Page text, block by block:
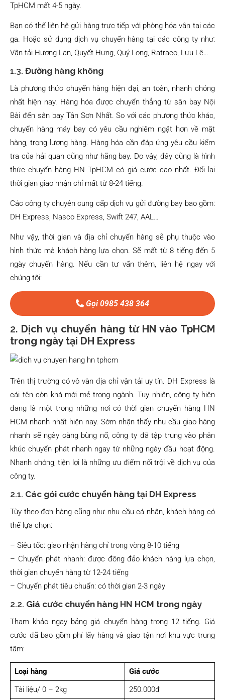
TpHCM mất 4-5 ngày.
Bạn có thể liên hệ gửi hàng trực tiếp với phòng hóa vận tại các
ga. Hoặc sử dụng dịch vụ chuyển hàng tại các công ty như:
Vận tải Hương Lan, Quyết Hưng, Quý Long, Ratraco, Lưu Lê…
1.3. Đường hàng không
Là phương thức chuyển hàng hiện đại, an toàn, nhanh chóng
nhất hiện nay. Hàng hóa được chuyển thẳng từ sân bay Nội
Bài đến sân bay Tân Sơn Nhất. So với các phương thức khác,
chuyển hàng máy bay có yêu cầu nghiêm ngặt hơn về mặt
hàng, trọng lượng hàng. Hàng hóa cần đáp ứng yêu cầu kiểm
tra của hải quan cũng như hãng bay. Do vậy, đây cũng là hình
thức chuyển hàng HN TpHCM có giá cước cao nhất. Đổi lại
thời gian giao nhận chỉ mất từ 8-24 tiếng.
Các công ty chuyên cung cấp dịch vụ gửi đường bay bao gồm:
DH Express, Nasco Express, Swift 247, AAL…
Như vậy, thời gian và địa chỉ chuyển hàng sẽ phụ thuộc vào
hình thức mà khách hàng lựa chọn. Sẽ mất từ 8 tiếng đến 5
ngày chuyển hàng. Nếu cần tư vấn thêm, liên hệ ngay với
chúng tôi:
Gọi 0985 438 364
2. Dịch vụ chuyển hàng từ HN vào TpHCM
trong ngày tại DH Express
Trên thị trường có vô vàn địa chỉ vận tải uy tín. DH Express là
cái tên còn khá mới mẻ trong ngành. Tuy nhiên, công ty hiện
đang là một trong những nơi có thời gian chuyển hàng HN
HCM nhanh nhất hiện nay. Sớm nhận thấy nhu cầu giao hàng
nhanh sẽ ngày càng bùng nổ, công ty đã tập trung vào phân
khúc chuyển phát nhanh ngay từ những ngày đầu hoạt động.
Nhanh chóng, tiện lợi là những ưu điểm nổi trội về dịch vụ của
công ty.
2.1. Các gói cước chuyển hàng tại DH Express
Tùy theo đơn hàng cũng như nhu cầu cá nhân, khách hàng có
thể lựa chọn:
– Siêu tốc: giao nhận hàng chỉ trong vòng 8-10 tiếng
– Chuyển phát nhanh: được đông đảo khách hàng lựa chọn,
thời gian chuyển hàng từ 12-24 tiếng
– Chuyển phát tiêu chuẩn: có thời gian 2-3 ngày
2.2. Giá cước chuyển hàng HN HCM trong ngày
Tham khảo ngay bảng giá chuyển hàng trong 12 tiếng. Giá
cước đã bao gồm phí lấy hàng và giao tận nơi khu vực trung
tâm:
Loại hàng
Giá cước
Tài liệu/ 0 – 2kg
250.000đ